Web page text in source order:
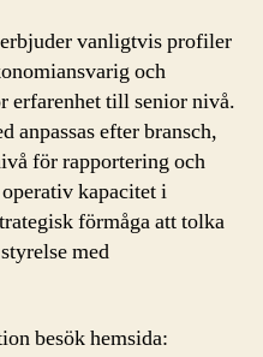
vanligtvis profiler
och
erfarenhet till senior nivå.
anpassas efter bransch,
för rapportering och
kapacitet i
förmåga att tolka
med
besök hemsida: